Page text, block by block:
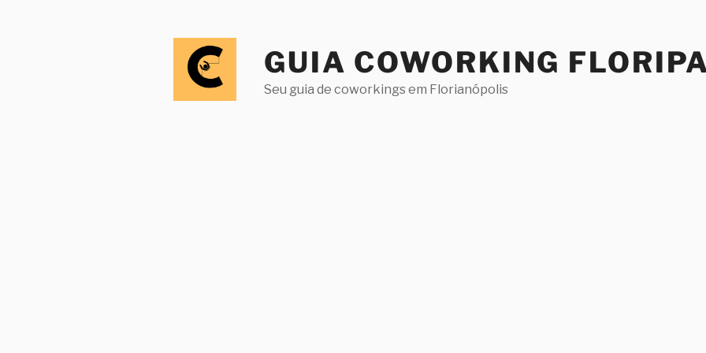
GUIA COWORKING
Seu guia de coworkings em Florianópolis